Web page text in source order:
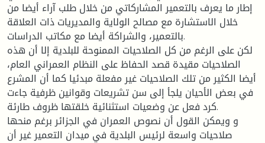
إطار ما يعرف بالتعمير المشاركاتي من خلال طلب آراء أيضا من
خلال الاستشارة مع مصالح الولاية والمديريات ذات العلاقة
بالتعمير، والشراكة أيضا مع مكاتب الدراسات.
لكن على الرغم من كل الصلاحيات الممنوحة للبلدية إلا أن هذه
الصلاحيات مقيدة قصد الحفاظ على النظام العمراني العام،
أيضا الكثير من تلك الصلاحيات غير مفعلة مبدئيا كما أن المشرع
في بعض الأحيان يلجأ إلى سن تشريعات وقوانين ظرفية جاءت
كرد فعل عن وضعيات استثنائية خلقتها ظروف طارئة.
و ويمكن القول أن نصوص العمران في الجزائر برغم منحها
صلاحيات واسعة لرئيس البلدية في ميدان التعمير غير أن